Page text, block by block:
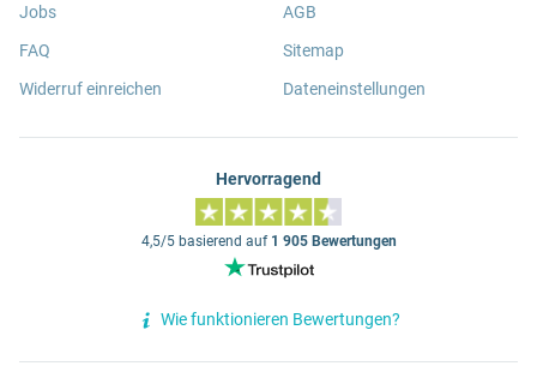
Jobs
FAQ
Widerruf einreichen
AGB
Sitemap
Dateneinstellungen
Hervorragend
4,5/5 basierend auf 1 905 Bewertungen
Wie funktionieren Bewertungen?